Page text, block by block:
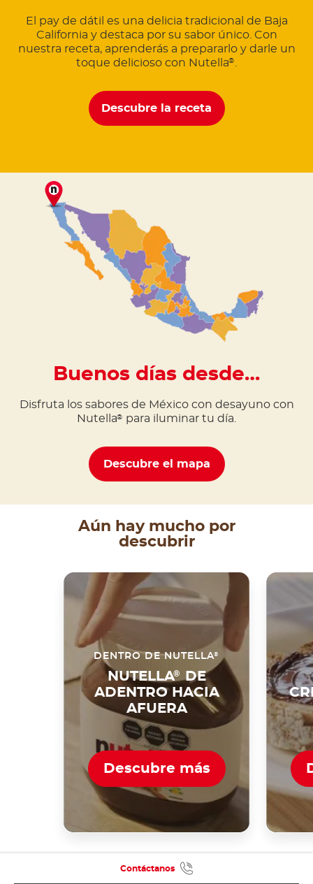
El pay de dátil es una delicia tradicional de Baja
California y destaca por su sabor único. Con
nuestra receta, aprenderás a prepararlo y darle un
toque delicioso con Nutella® .
Descubre la receta
Buenos días desde…
Disfruta los sabores de México con desayuno con
Nutella® para iluminar tu día.
Descubre el mapa
Aún hay mucho por
descubrir
DENTRO DE NUTELLA®
NUTELLA® DE
ADENTRO HACIA
AFUERA
Descubre más
Contáctanos